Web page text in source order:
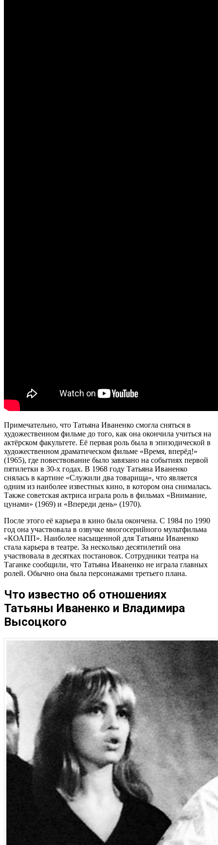
Примечательно, что Татьяна Иваненко смогла сняться в
художественном фильме до того, как она окончила учиться на
актёрском факультете. Её первая роль была в эпизодической в
художественном драматическом фильме «Время, вперёд!»
(1965), где повествование было завязано на событиях первой
пятилетки в 30-х годах. В 1968 году Татьяна Иваненко
снялась в картине «Служили два товарища», что является
одним из наиболее известных кино, в котором она снималась.
Также советская актриса играла роль в фильмах «Внимание,
цунами» (1969) и «Впереди день» (1970).
После этого её карьера в кино была окончена. С 1984 по 1990
год она участвовала в озвучке многосерийного мультфильма
«КОАПП». Наиболее насыщенной для Татьяны Иваненко
стала карьера в театре. За несколько десятилетий она
участвовала в десятках постановок. Сотрудники театра на
Таганке сообщили, что Татьяна Иваненко не играла главных
ролей. Обычно она была персонажами третьего плана.
Что известно об отношениях
Татьяны Иваненко и Владимира
Высоцкого